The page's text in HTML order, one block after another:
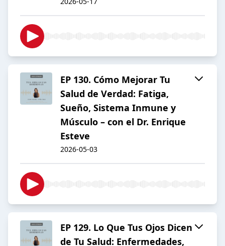
EP 130. Cómo Mejorar Tu
Salud de Verdad: Fatiga,
Sueño, Sistema Inmune y
Músculo – con el Dr. Enrique
Esteve
2026-05-03
EP 129. Lo Que Tus Ojos Dicen
de Tu Salud: Enfermedades,